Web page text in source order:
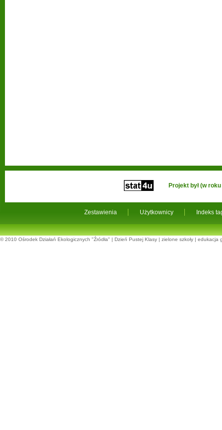
Zestawienia Użytkownicy Indeks
Projekt był (w
© 2010 Ośrodek Działań Ekologicznych "Źródła" | Dzień Pustej Klasy | zielone szkoły | edukacja